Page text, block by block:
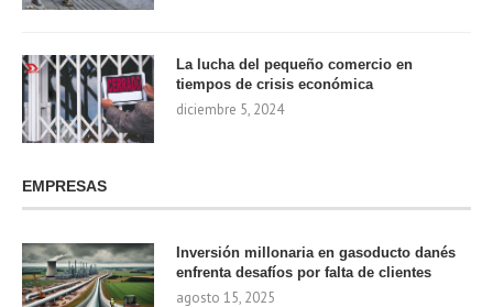
La lucha del pequeño comercio en
tiempos de crisis económica
diciembre 5, 2024
EMPRESAS
Inversión millonaria en gasoducto danés
enfrenta desafíos por falta de clientes
agosto 15, 2025